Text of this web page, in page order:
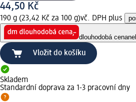
44,50 Kč
190 g (23,42 Kč za 100 g)vč. DPH plus
dlouhodobá cena
Vložit do košíku
Skladem
Standardní doprava za 1-3 pracovní dny